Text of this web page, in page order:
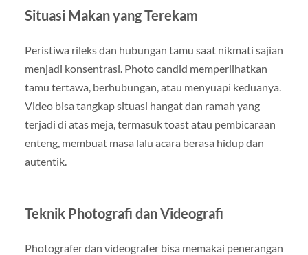
Situasi Makan yang Terekam
Peristiwa rileks dan hubungan tamu saat nikmati sajian
menjadi konsentrasi. Photo candid memperlihatkan
tamu tertawa, berhubungan, atau menyuapi keduanya.
Video bisa tangkap situasi hangat dan ramah yang
terjadi di atas meja, termasuk toast atau pembicaraan
enteng, membuat masa lalu acara berasa hidup dan
autentik.
Teknik Photografi dan Videografi
Photografer dan videografer bisa memakai penerangan